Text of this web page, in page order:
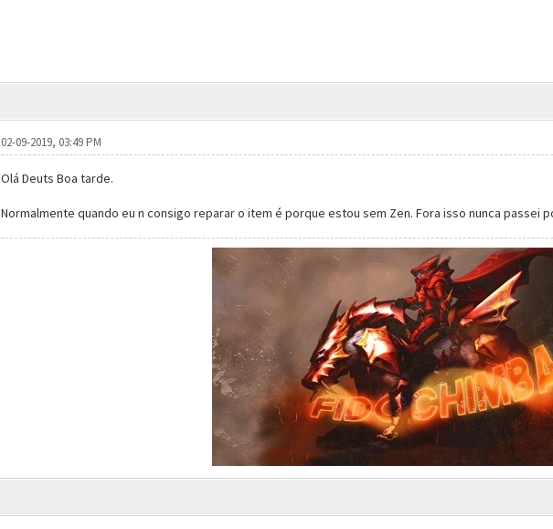
02-09-2019, 03:49 PM
Olá Deuts Boa tarde.
Normalmente quando eu n consigo reparar o item é porque estou sem Zen. Fora isso nunca passei